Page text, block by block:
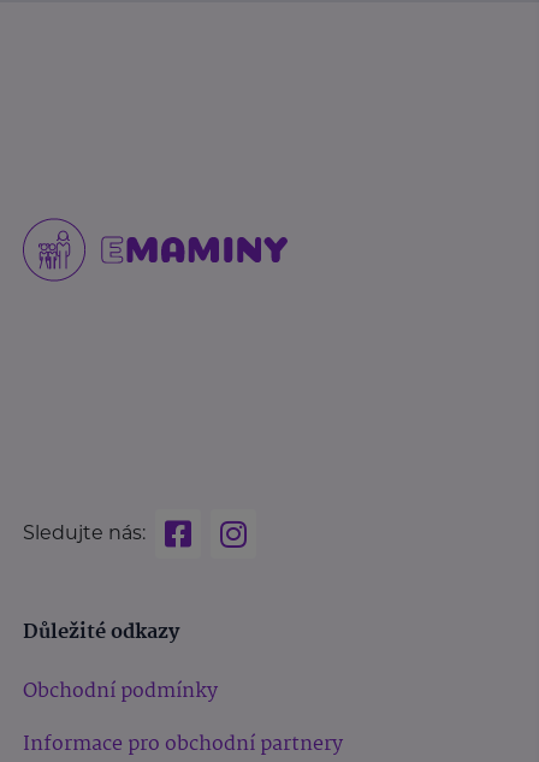
Sledujte nás:
Důležité odkazy
Obchodní podmínky
Informace pro obchodní partnery